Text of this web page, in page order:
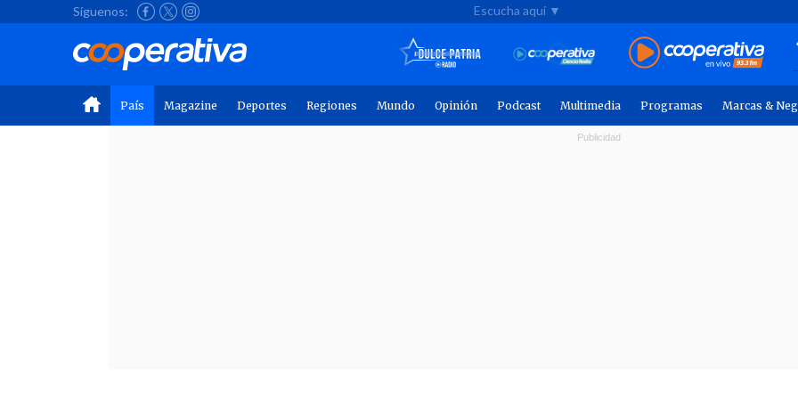
Síguenos: Escucha aquí ▼
País Magazine Deportes Regiones Mundo Opinión Podcast Multimedia Programas Marcas &